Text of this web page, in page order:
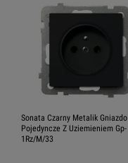
Sonata Czarny Metalik Gniazdo
Pojedyncze Z Uziemieniem Gp-
1Rz/M/33